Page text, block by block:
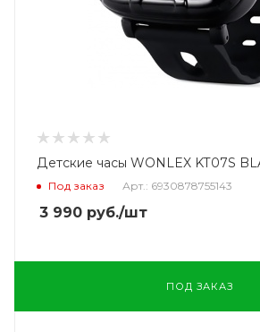
Детские часы WONLEX KT07S
Под заказ Арт.: 6930878755143
3 990 руб./шт
ПОД ЗАКАЗ